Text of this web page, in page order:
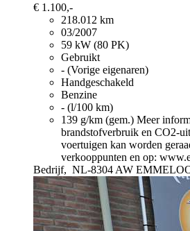
€ 1.100,-
218.012 km
03/2007
59 kW (80 PK)
Gebruikt
- (Vorige eigenaren)
Handgeschakeld
Benzine
- (l/100 km)
139 g/km (gem.) Meer
brandstofverbruik en CO2-
voertuigen kan worden
verkooppunten en op:
Bedrijf, NL-8304 AW